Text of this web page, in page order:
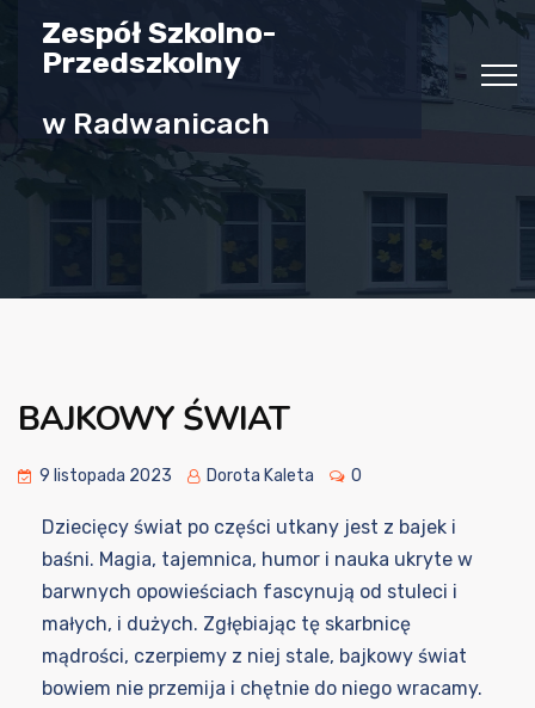
Zespół Szkolno-
Przedszkolny
w Radwanicach
BAJKOWY ŚWIAT
9 listopada 2023 Dorota Kaleta 0
Dziecięcy świat po części utkany jest z bajek i
baśni. Magia, tajemnica, humor i nauka ukryte w
barwnych opowieściach fascynują od stuleci i
małych, i dużych. Zgłębiając tę skarbnicę
mądrości, czerpiemy z niej stale, bajkowy świat
bowiem nie przemija i chętnie do niego wracamy.